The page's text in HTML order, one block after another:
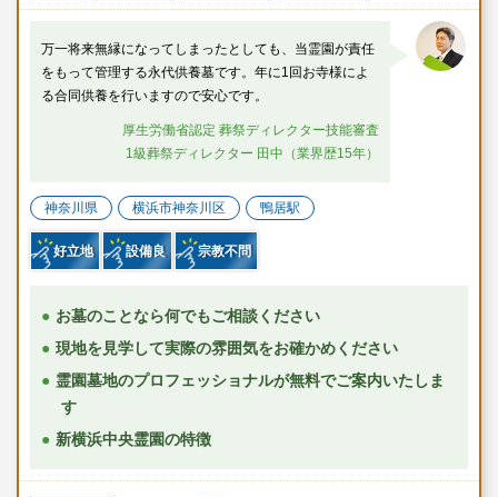
万一将来無縁になってしまったとしても、当霊園が責任
をもって管理する永代供養墓です。年に1回お寺様によ
る合同供養を行いますので安心です。
厚生労働省認定 葬祭ディレクター技能審査
1級葬祭ディレクター 田中（業界歴15年）
神奈川県 横浜市神奈川区 鴨居駅
好立地 設備良 宗教不問
お墓のことなら何でもご相談ください
現地を見学して実際の雰囲気をお確かめください
霊園墓地のプロフェッショナルが無料でご案内いたしま
す
新横浜中央霊園の特徴